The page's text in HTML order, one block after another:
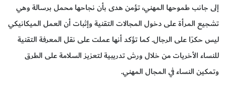
إلى جانب طموحها المهني، تؤمن هدى بأن نجاحها محمل برسالة وهي
تشجيع المرأة على دخول المجالات التقنية وإثبات أن العمل الميكانيكي
ليس حكرًا على الرجال. كما تؤكد أنها عملت على نقل المعرفة التقنية
للنساء الأخريات من خلال ورش تدريبية لتعزيز السلامة على الطرق
وتمكين النساء في المجال المهني.